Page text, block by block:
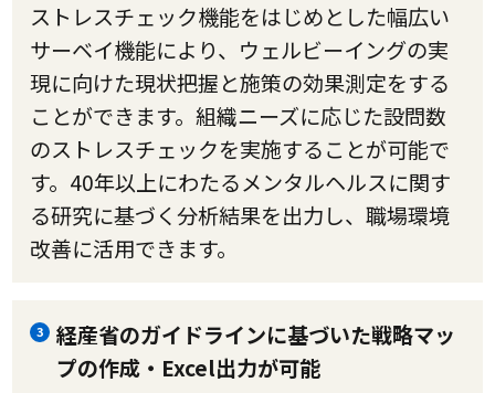
ストレスチェック機能をはじめとした幅広い
サーベイ機能により、ウェルビーイングの実
現に向けた現状把握と施策の効果測定をする
ことができます。組織ニーズに応じた設問数
のストレスチェックを実施することが可能で
す。40年以上にわたるメンタルヘルスに関す
る研究に基づく分析結果を出力し、職場環境
改善に活用できます。
3
経産省のガイドラインに基づいた戦略マッ
プの作成・Excel出力が可能